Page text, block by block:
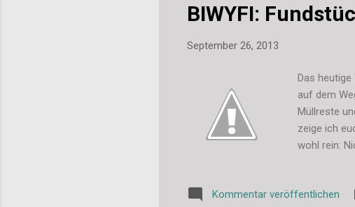
BIWYFI:
September 26, 2013
Das
auf dem
Müllreste
zeige ich
wohl rein:
Kommentar veröffentlichen